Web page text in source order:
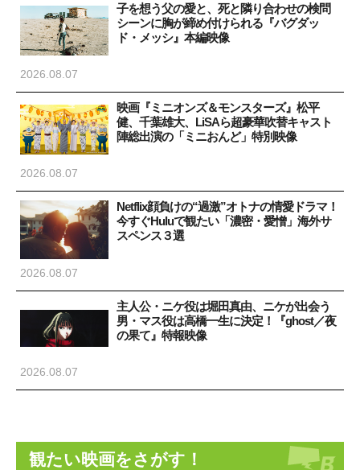
子を想う父の愛と、死と隣り合わせの検問
シーンに胸が締め付けられる『バグダッ
ド・メッシ』本編映像
2026.08.07
映画『ミニオンズ＆モンスターズ』松平
健、千葉雄大、LiSAら超豪華吹替キャスト
陣総出演の「ミニおんど」特別映像
2026.08.07
Netflix顔負けの“過激”オトナの情愛ドラマ！
今すぐHuluで観たい「濃密・愛憎」海外サ
スペンス３選
2026.08.07
主人公・ニケ役は堀田真由、ニケが出会う
男・マス役は高橋一生に決定！『ghost／夜
の果て』特報映像
2026.08.07
観たい映画をさがす！